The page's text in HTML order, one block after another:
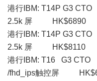
港行IBM: T14P G3
2.5k 屏 HK$6890
港行IBM: T14P G3
2.5k 屏 HK$8110
港行IBM: T16 G3
/fhd_ips触控屏